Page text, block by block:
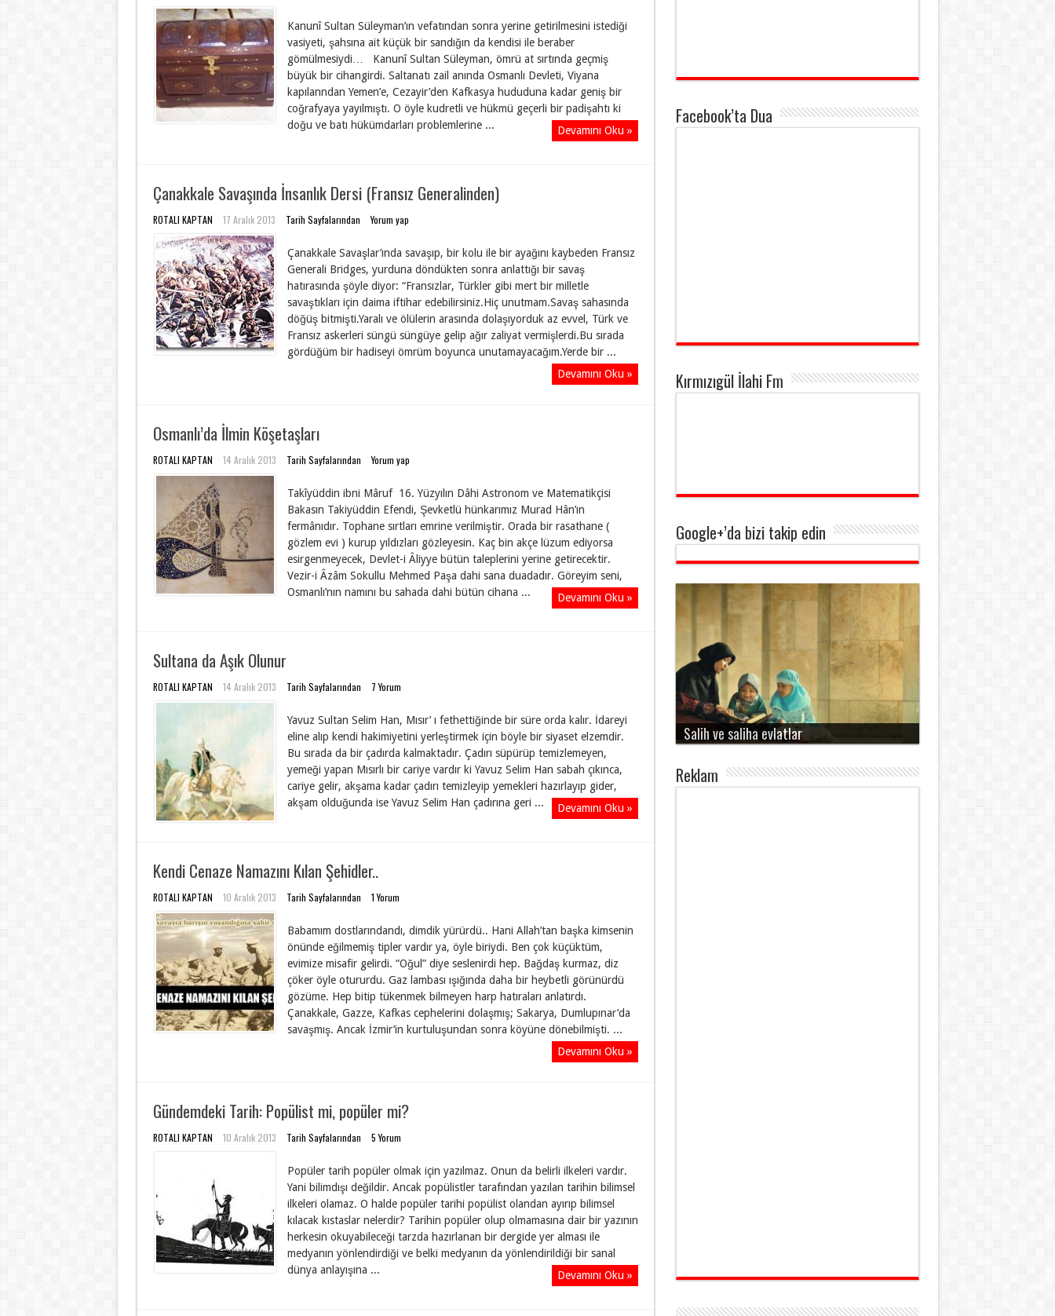
Kanunî Sultan Süleyman’ın vefatından sonra yerine getirilmesini istediği
vasiyeti, şahsına ait küçük bir sandığın da kendisi ile beraber
gömülmesiydi… Kanunî Sultan Süleyman, ömrü at sırtında geçmiş
büyük bir cihangirdi. Saltanatı zail anında Osmanlı Devleti, Viyana
kapılanndan Yemen’e, Cezayir’den Kafkasya hududuna kadar geniş bir
coğrafyaya yayılmıştı. O öyle kudretli ve hükmü geçerli bir padişahtı ki
doğu ve batı hükümdarları problemlerine ...
Devamını Oku »
Çanakkale Savaşında İnsanlık Dersi (Fransız Generalinden)
ROTALI KAPTAN 17 Aralık 2013 Tarih Sayfalarından Yorum yap
Çanakkale Savaşlar’ında savaşıp, bir kolu ile bir ayağını kaybeden Fransız
Generali Bridges, yurduna döndükten sonra anlattığı bir savaş
hatırasında şöyle diyor: “Fransızlar, Türkler gibi mert bir milletle
savaştıkları için daima iftihar edebilirsiniz.Hiç unutmam.Savaş sahasında
döğüş bitmişti.Yaralı ve ölülerin arasında dolaşıyorduk az evvel, Türk ve
Fransız askerleri süngü süngüye gelip ağır zaliyat vermişlerdi.Bu sırada
gördüğüm bir hadiseyi ömrüm boyunca unutamayacağım.Yerde bir ...
Devamını Oku »
Osmanlı’da İlmin Köşetaşları
ROTALI KAPTAN 14 Aralık 2013 Tarih Sayfalarından Yorum yap
Takîyüddin ibni Mâruf 16. Yüzyılın Dâhi Astronom ve Matematikçisi
Bakasın Takiyüddin Efendi, Şevketlü hünkarımız Murad Hân’ın
fermânıdır. Tophane sırtları emrine verilmiştir. Orada bir rasathane (
gözlem evi ) kurup yıldızları gözleyesin. Kaç bin akçe lüzum ediyorsa
esirgenmeyecek, Devlet-i Âliyye bütün taleplerini yerine getirecektir.
Vezir-i Âzâm Sokullu Mehmed Paşa dahi sana duadadır. Göreyim seni,
Osmanlı’nın namını bu sahada dahi bütün cihana ...
Devamını Oku »
Sultana da Aşık Olunur
ROTALI KAPTAN 14 Aralık 2013 Tarih Sayfalarından 7 Yorum
Yavuz Sultan Selim Han, Mısır’ ı fethettiğinde bir süre orda kalır. İdareyi
eline alıp kendi hakimiyetini yerleştirmek için böyle bir siyaset elzemdir.
Bu sırada da bir çadırda kalmaktadır. Çadırı süpürüp temizlemeyen,
yemeği yapan Mısırlı bir cariye vardır ki Yavuz Selim Han sabah çıkınca,
cariye gelir, akşama kadar çadırı temizleyip yemekleri hazırlayıp gider,
akşam olduğunda ise Yavuz Selim Han çadırına geri ...
Devamını Oku »
Kendi Cenaze Namazını Kılan Şehidler..
ROTALI KAPTAN 10 Aralık 2013 Tarih Sayfalarından 1 Yorum
Babamım dostlarındandı, dimdik yürürdü.. Hani Allah’tan başka kimsenin
önünde eğilmemiş tipler vardır ya, öyle biriydi. Ben çok küçüktüm,
evimize misafir gelirdi. “Oğul” diye seslenirdi hep. Bağdaş kurmaz, diz
çöker öyle otururdu. Gaz lambası ışığında daha bir heybetli görünürdü
gözüme. Hep bitip tükenmek bilmeyen harp hatıraları anlatırdı.
Çanakkale, Gazze, Kafkas cephelerini dolaşmış; Sakarya, Dumlupınar’da
savaşmış. Ancak İzmir’in kurtuluşundan sonra köyüne dönebilmişti. ...
Devamını Oku »
Gündemdeki Tarih: Popülist mi, popüler mi?
ROTALI KAPTAN 10 Aralık 2013 Tarih Sayfalarından 5 Yorum
Popüler tarih popüler olmak için yazılmaz. Onun da belirli ilkeleri vardır.
Yani bilimdışı değildir. Ancak popülistler tarafından yazılan tarihin bilimsel
ilkeleri olamaz. O halde popüler tarihi popülist olandan ayırıp bilimsel
kılacak kıstaslar nelerdir? Tarihin popüler olup olmamasına dair bir yazının
herkesin okuyabileceği tarzda hazırlanan bir dergide yer alması ile
medyanın yönlendirdiği ve belki medyanın da yönlendirildiği bir sanal
dünya anlayışına ...
Devamını Oku »
Facebook’ta Dua
Kırmızıgül İlahi Fm
Google+’da bizi takip edin
Salih ve saliha evlatlar
Reklam